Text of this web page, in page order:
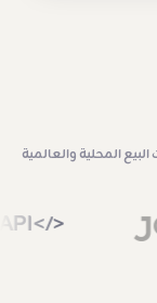
المحلية والعالمية
Custom